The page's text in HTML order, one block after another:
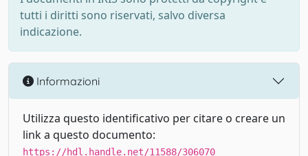
tutti i diritti sono riservati, salvo diversa
indicazione.
Informazioni
Utilizza questo identificativo per citare o creare un
link a questo documento:
https://hdl.handle.net/11588/306070